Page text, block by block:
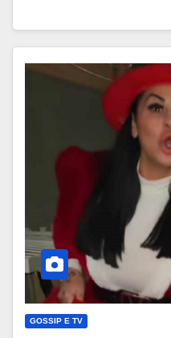
GOSSIP E TV